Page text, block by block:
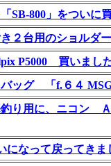
SB-800」をついに
２台用のショルダ
P5000 買いました
ッグ 「f.６４
り用に、ニコン
なって戻ってきま